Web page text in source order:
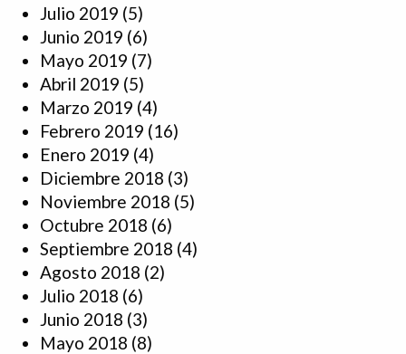
Julio 2019 (5)
Junio 2019 (6)
Mayo 2019 (7)
Abril 2019 (5)
Marzo 2019 (4)
Febrero 2019 (16)
Enero 2019 (4)
Diciembre 2018 (3)
Noviembre 2018 (5)
Octubre 2018 (6)
Septiembre 2018 (4)
Agosto 2018 (2)
Julio 2018 (6)
Junio 2018 (3)
Mayo 2018 (8)